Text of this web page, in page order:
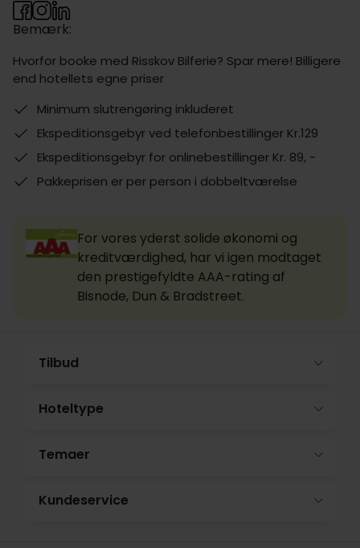
Bemærk:
Hvorfor booke med Risskov Bilferie? Spar mere! Billigere
end hotellets egne priser
Minimum slutrengøring inkluderet
Ekspeditionsgebyr ved telefonbestillinger Kr.129
Ekspeditionsgebyr for onlinebestillinger Kr. 89, -
Pakkeprisen er per person i dobbeltværelse
For vores yderst solide økonomi og
kreditværdighed, har vi igen modtaget
den prestigefyldte AAA-rating af
Bisnode, Dun & Bradstreet.
Tilbud
Hoteltype
Temaer
Kundeservice